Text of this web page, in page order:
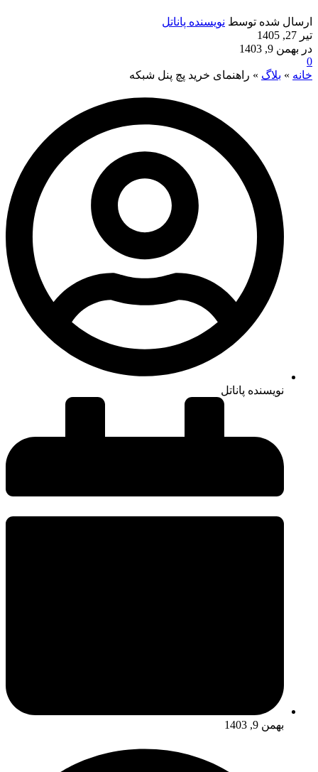
ارسال شده توسط نویسنده پاناتل
تیر 27, 1405
در بهمن 9, 1403
0
خانه » بلاگ » راهنمای خرید پچ پنل شبکه
نویسنده پاناتل
بهمن 9, 1403